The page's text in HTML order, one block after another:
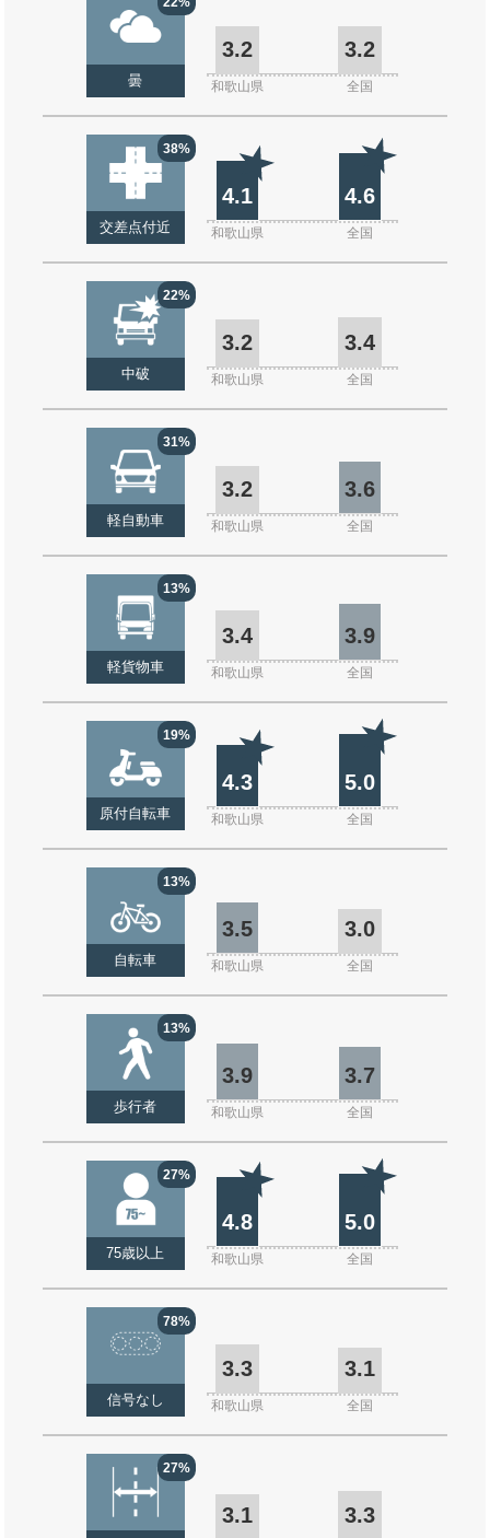
曇
3.2 3.2
和歌山県 全国
38%
交差点付近
4.1 4.6
和歌山県 全国
22%
中破
3.2 3.4
和歌山県 全国
31%
軽自動車
3.2 3.6
和歌山県 全国
13%
軽貨物車
3.4 3.9
和歌山県 全国
19%
原付自転車
4.3 5.0
和歌山県 全国
13%
自転車
3.5 3.0
和歌山県 全国
13%
歩行者
3.9 3.7
和歌山県 全国
27%
75歳以上
4.8 5.0
和歌山県 全国
78%
信号なし
3.3 3.1
和歌山県 全国
27%
3.1 3.3